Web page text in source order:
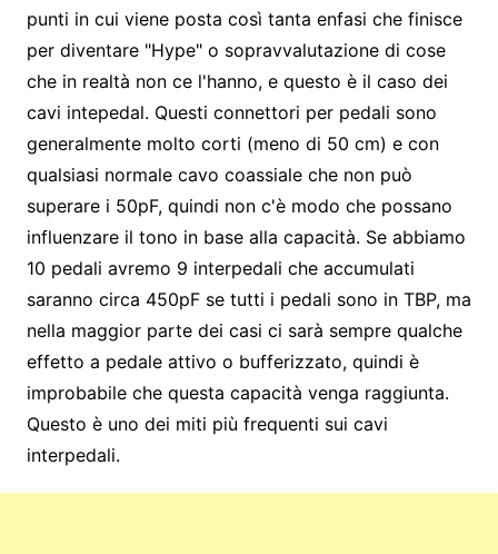
punti in cui viene posta così tanta enfasi che finisce
per diventare "Hype" o sopravvalutazione di cose
che in realtà non ce l'hanno, e questo è il caso dei
cavi intepedal. Questi connettori per pedali sono
generalmente molto corti (meno di 50 cm) e con
qualsiasi normale cavo coassiale che non può
superare i 50pF, quindi non c'è modo che possano
influenzare il tono in base alla capacità. Se abbiamo
10 pedali avremo 9 interpedali che accumulati
saranno circa 450pF se tutti i pedali sono in TBP, ma
nella maggior parte dei casi ci sarà sempre qualche
effetto a pedale attivo o bufferizzato, quindi è
improbabile che questa capacità venga raggiunta.
Questo è uno dei miti più frequenti sui cavi
interpedali.